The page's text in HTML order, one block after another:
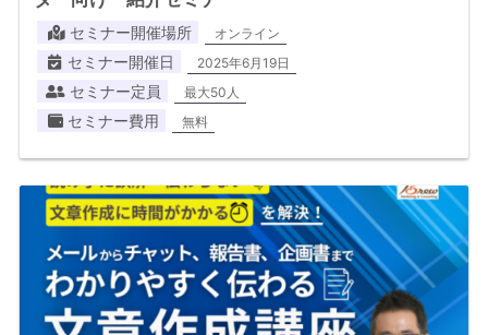
セミナー開催場所 オンライン
セミナー開催日 2025年6月19日
セミナー定員 最大50人
セミナー費用 無料